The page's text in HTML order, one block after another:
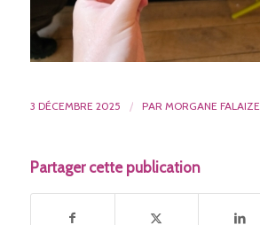
3 DÉCEMBRE 2025 / PAR MORGANE FALAIZE
Partager cette publication